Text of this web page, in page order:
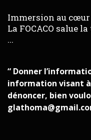
Immersion au
La FOCACO salue
...
“ Donner
information visant
dénoncer, bien